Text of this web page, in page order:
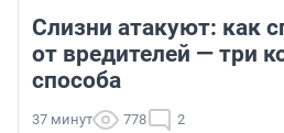
Слизни атакуют: как
от вредителей — три
способа
37 минут 778 2